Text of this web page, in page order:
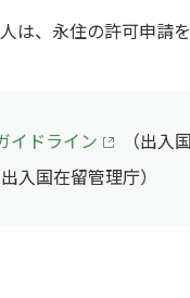
は、永住の許可申請を
イドライン
（出入
出入国在留管理庁）